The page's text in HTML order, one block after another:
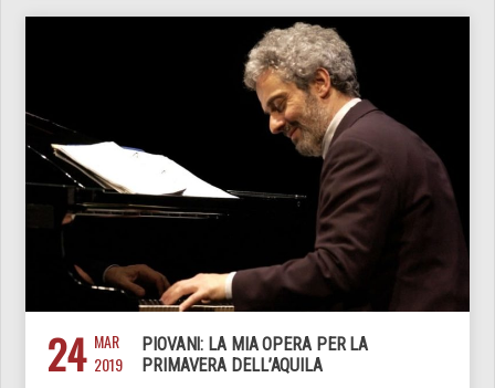
24 MAR
2019
PIOVANI: LA MIA OPERA PER LA
PRIMAVERA DELL’AQUILA